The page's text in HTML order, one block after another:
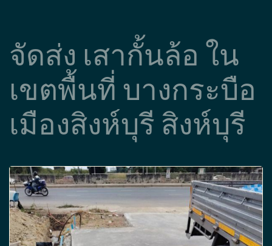
จัดส่ง เสากั้นล้อ ใน
เขตพื้นที่ บางกระบือ
เมืองสิงห์บุรี สิงห์บุรี